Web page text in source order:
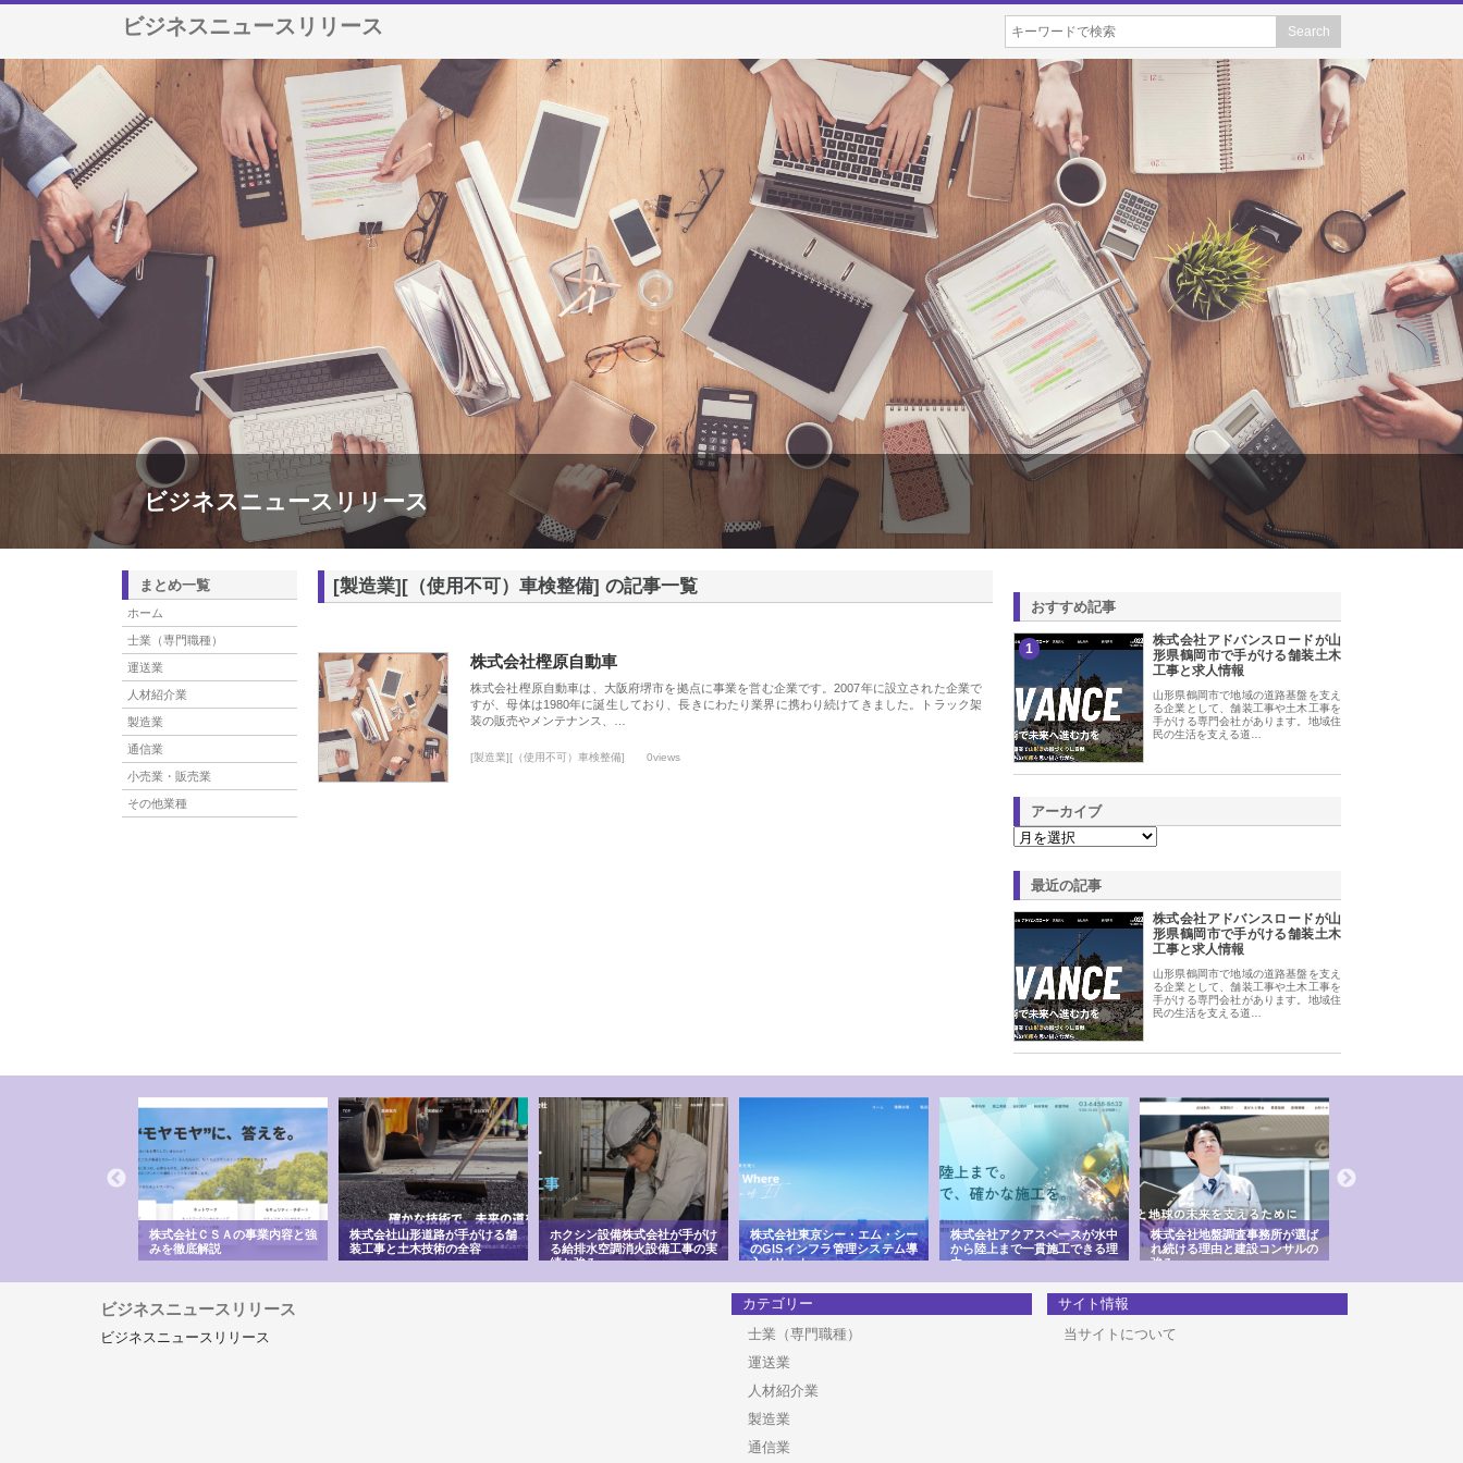
ビジネスニュースリリース
ビジネスニュースリリース
まとめ一覧
ホーム
士業（専門職種）
運送業
人材紹介業
製造業
通信業
小売業・販売業
その他業種
[製造業][（使用不可）車検整備] の記事一覧
株式会社樫原自動車
株式会社樫原自動車は、大阪府堺市を拠点に事業を営む企業です。2007年に設立された企業で
すが、母体は1980年に誕生しており、長きにわたり業界に携わり続けてきました。トラック架
装の販売やメンテナンス、…
[製造業][（使用不可）車検整備] 0views
おすすめ記事
1
株式会社アドバンスロードが山
形県鶴岡市で手がける舗装土木
工事と求人情報
山形県鶴岡市で地域の道路基盤を支え
る企業として、舗装工事や土木工事を
手がける専門会社があります。地域住
民の生活を支える道…
アーカイブ
最近の記事
株式会社アドバンスロードが山
形県鶴岡市で手がける舗装土木
工事と求人情報
山形県鶴岡市で地域の道路基盤を支え
る企業として、舗装工事や土木工事を
手がける専門会社があります。地域住
民の生活を支える道…
株式会社ＣＳＡの事業内容と強
みを徹底解説
株式会社山形道路が手がける舗
装工事と土木技術の全容
ホクシン設備株式会社が手がけ
る給排水空調消火設備工事の実
績と強み
株式会社東京シー・エム・シー
のGISインフラ管理システム導
入メリット
株式会社アクアスペースが水中
から陸上まで一貫施工できる理
由
株式会社地盤調査事務所が選ば
れ続ける理由と建設コンサルの
強み
ビジネスニュースリリース
ビジネスニュースリリース
カテゴリー
士業（専門職種）
運送業
人材紹介業
製造業
通信業
サイト情報
当サイトについて